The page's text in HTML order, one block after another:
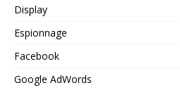
Display
Espionnage
Facebook
Google AdWords